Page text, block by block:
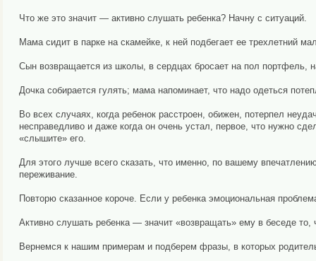
Что же это значит — активно слушать ребенка? Начну с ситуаций.
Мама сидит в парке на скамейке, к ней подбегает ее трехлетний
Сын возвращается из школы, в сердцах бросает на пол портфель,
Дочка собирается гулять; мама напоминает, что надо одеться
Во всех случаях, когда ребенок расстроен, обижен, потерпел
несправедливо и даже когда он очень устал, первое, что нужно
«слышите» его.
Для этого лучше всего сказать, что именно, по вашему
переживание.
Повторю сказанное короче. Если у ребенка эмоциональная
Активно слушать ребенка — значит «возвращать» ему в беседе то,
Вернемся к нашим примерам и подберем фразы, в которых